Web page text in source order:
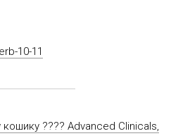
10-11
кошику ????️ Advanced Clinicals,